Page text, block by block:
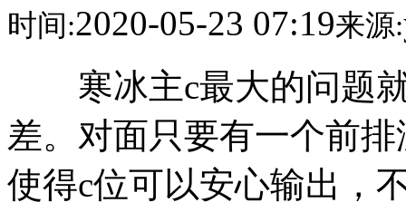
时间:2020-05-23 07:19来源:
寒冰主c最大的问题就
差。对面只要有一个前
使得c位可以安心输出，